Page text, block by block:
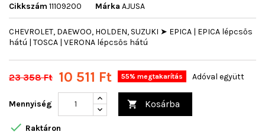
Cikkszám 11109200 Márka AJUSA
CHEVROLET, DAEWOO, HOLDEN, SUZUKI ➤ EPICA | EPICA lépcsős
hátú | TOSCA | VERONA lépcsős hátú
23 358 Ft 10 511 Ft 55% megtakarítás Adóval együtt
Mennyiség  Kosárba
 Raktáron